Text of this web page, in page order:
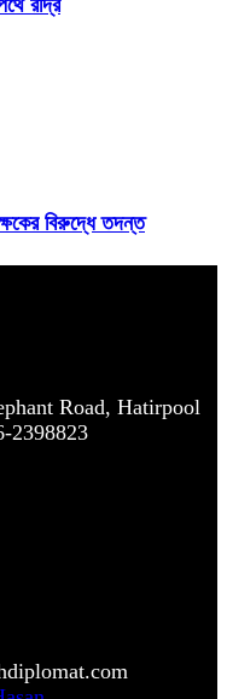
রদ্রি
বিরুদ্ধে তদন্ত
Road, Hatirpool
2398823